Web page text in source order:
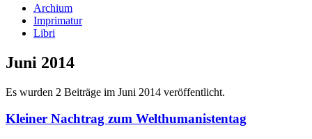
Zum
Inhalt
springen
Archium
Imprimatur
Libri
Juni 2014
Es wurden 2 Beiträge im Juni 2014 veröffentlicht.
Kleiner Nachtrag zum Welthumanistentag